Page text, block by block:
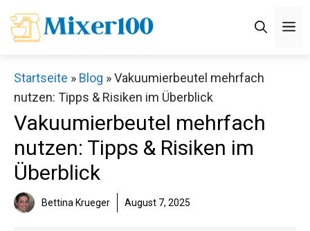
Inhalt
Startseite » Blog »Vakuumierbeutel mehrfach
nutzen: Tipps & Risiken im Überblick
Vakuumierbeutel mehrfach
nutzen: Tipps & Risiken im
Überblick
Bettina Krueger August 7, 2025